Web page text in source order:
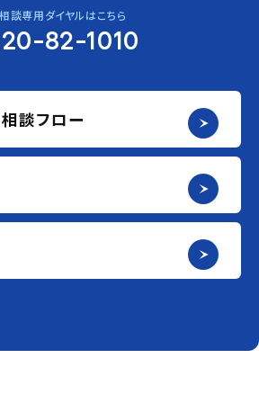
談専用ダイヤルはこちら
82-1010
談フロー